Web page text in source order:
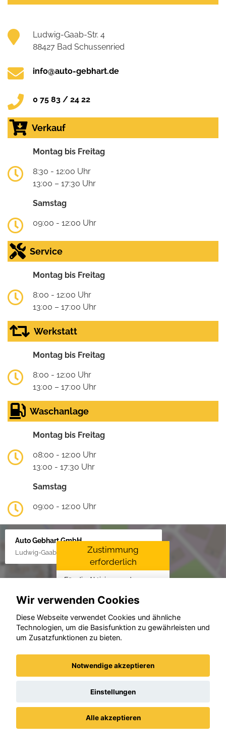
Ludwig-Gaab-Str. 4
88427 Bad Schussenried
info@auto-gebhart.de
0 75 83 / 24 22
Verkauf
Montag bis Freitag
8:30 - 12:00 Uhr
13:00 – 17:30 Uhr
Samstag
09:00 - 12:00 Uhr
Service
Montag bis Freitag
8:00 - 12:00 Uhr
13:00 – 17:00 Uhr
Werkstatt
Montag bis Freitag
8:00 - 12:00 Uhr
13:00 – 17:00 Uhr
Waschanlage
Montag bis Freitag
08:00 - 12:00 Uhr
13:00 - 17:30 Uhr
Samstag
09:00 - 12:00 Uhr
Auto Gebhart GmbH
Ludwig-Gaab-Str. 4, 88427 Bad Schussenried
Zustimmung
erforderlich
Für die Aktivierung der
Navigationsdienste ist Ihre
Datenschutzrichtlinien vom
Drittanbieter Google LLC
erforderlich.
Zustimmen und
aktivieren
Beispiele aus unserem Bestand
Wir verwenden Cookies
Diese Webseite verwendet Cookies und ähnliche
Technologien, um die Basisfunktion zu gewährleisten und
um Zusatzfunktionen zu bieten.
Notwendige akzeptieren
Einstellungen
Alle akzeptieren